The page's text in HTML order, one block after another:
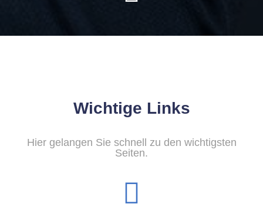
Wichtige Links
Hier gelangen Sie schnell zu den wichtigsten
Seiten.